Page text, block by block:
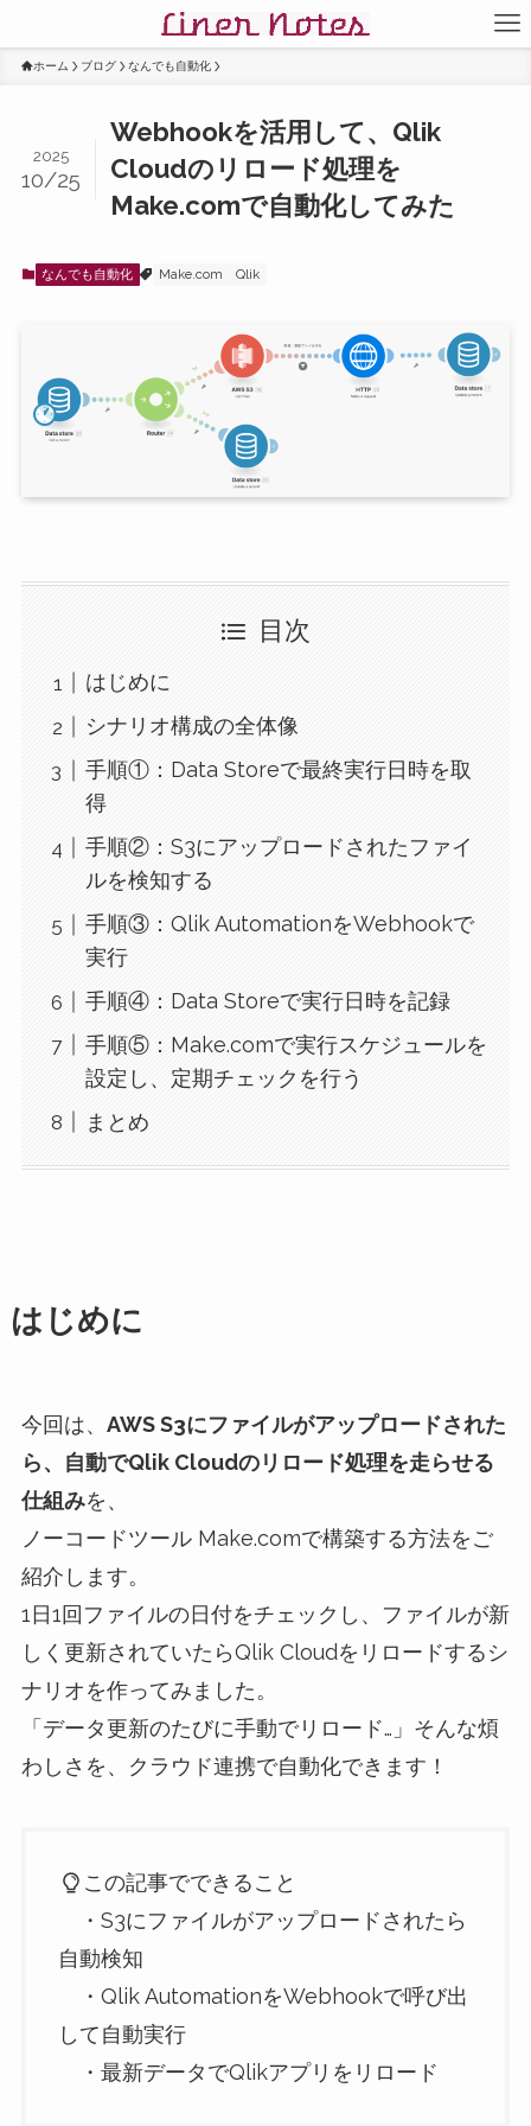
ホーム ブログ なんでも自動化
Webhookを活用して、Qlik
Cloudのリロード処理を
Make.comで自動化してみた
2025
10/25
なんでも自動化 Make.com Qlik
目次
はじめに
シナリオ構成の全体像
手順①：Data Storeで最終実行日時を取
得
手順②：S3にアップロードされたファイ
ルを検知する
手順③：Qlik AutomationをWebhookで
実行
手順④：Data Storeで実行日時を記録
手順⑤：Make.comで実行スケジュールを
設定し、定期チェックを行う
まとめ
はじめに
今回は、 AWS S3にファイルがアップロードされた
ら、自動でQlik Cloudのリロード処理を走らせる
仕組みを、
ノーコードツール Make.comで構築する方法をご
紹介します。
1日1回ファイルの日付をチェックし、ファイルが新
しく更新されていたらQlik Cloudをリロードするシ
ナリオを作ってみました。
「データ更新のたびに手動でリロード…」そんな煩
わしさを、クラウド連携で自動化できます！
この記事でできること
・S3にファイルがアップロードされたら
自動検知
・Qlik AutomationをWebhookで呼び出
して自動実行
・最新データでQlikアプリをリロード